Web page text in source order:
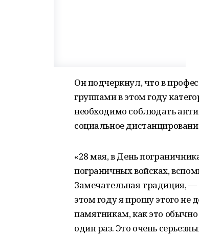
Он подчеркнул, что в
группами в этом году
необходимо соблюдать
социальное
«28 мая, в День
пограничных войсках,
Замечательная традиция,
этом году я прошу этого не
памятникам, как это
один раз. Это очень